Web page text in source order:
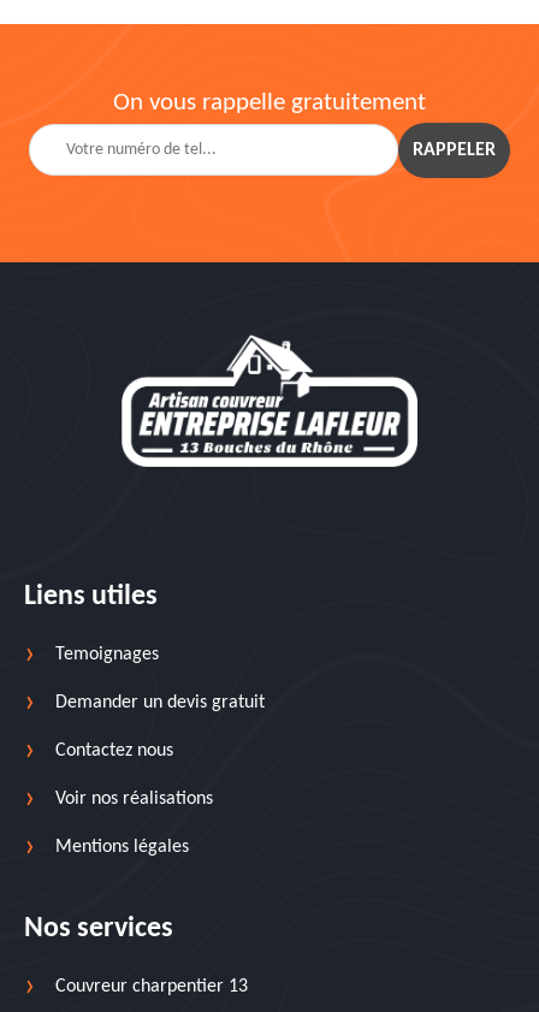
On vous rappelle gratuitement
Liens utiles
Temoignages
Demander un devis gratuit
Contactez nous
Voir nos réalisations
Mentions légales
Nos services
Couvreur charpentier 13